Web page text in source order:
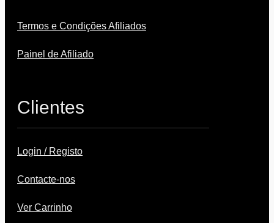
Termos e Condições Afiliados
Painel de Afiliado
Clientes
Login / Registo
Contacte-nos
Ver Carrinho